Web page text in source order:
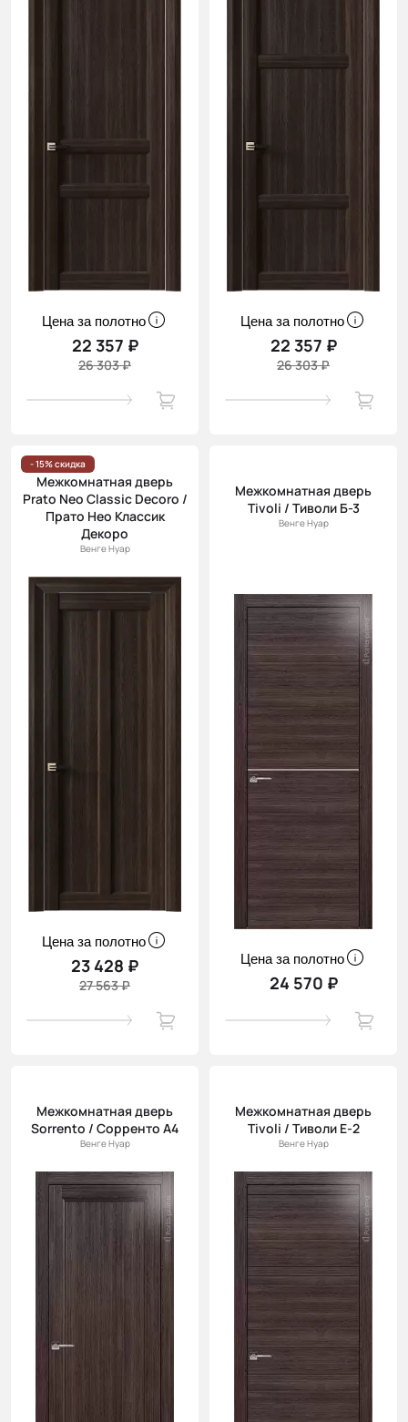
Цена за полотно
22 357 ₽
26 303 ₽
Цена за полотно
22 357 ₽
26 303 ₽
- 15% скидка
Межкомнатная дверь
Prato Neo Classic Decoro /
Прато Нео Классик
Декоро
Венге Нуар
Цена за полотно
23 428 ₽
27 563 ₽
Межкомнатная дверь
Tivoli / Тиволи Б-3
Венге Нуар
Цена за полотно
24 570 ₽
Межкомнатная дверь
Sorrento / Сорренто А4
Венге Нуар
Межкомнатная дверь
Tivoli / Тиволи Е-2
Венге Нуар